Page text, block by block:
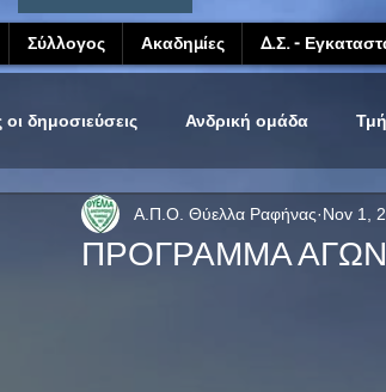
Σύλλογος Ακαδημίες Δ.Σ. -
δημοσιεύσεις Ανδρική ομάδα
ΠΡΟΓΡΑΜΜΑ
Α.Π.Ο. Θύελλα Ραφήνας Nov 1,